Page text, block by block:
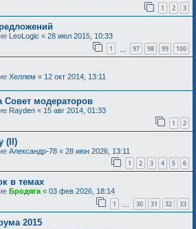
1 2 3
LeoLogic « 28 июл 2015, 10:33
1 97 98 99 100
Хеллем « 12 окт 2014, 13:11
Совет модераторов
Rayden « 15 авг 2014, 01:33
1 2
(II)
Александр-78 « 28 июн 2026, 13:11
1 2 3 4 5 6
в темах
Бродяга« 03 фев 2026, 18:14
1 30 31 32 33
2015